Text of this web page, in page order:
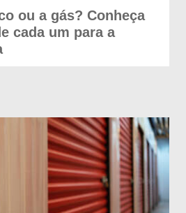
ou a gás? Conheça
cada um para a